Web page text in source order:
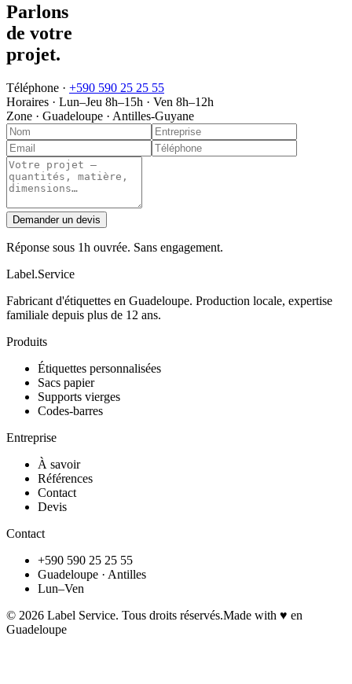
Parlons
de votre
projet.
Téléphone · +590 590 25 25 55
Horaires · Lun–Jeu 8h–15h · Ven 8h–12h
Zone · Guadeloupe · Antilles-Guyane
Demander un devis
Réponse sous 1h ouvrée. Sans engagement.
Label.Service
Fabricant d'étiquettes en Guadeloupe. Production locale, expertise
familiale depuis plus de 12 ans.
Produits
Étiquettes personnalisées
Sacs papier
Supports vierges
Codes-barres
Entreprise
À savoir
Références
Contact
Devis
Contact
+590 590 25 25 55
Guadeloupe · Antilles
Lun–Ven
© 2026 Label Service. Tous droits réservés.Made with ♥ en
Guadeloupe